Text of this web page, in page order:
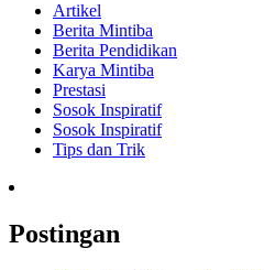
Artikel
Berita Mintiba
Berita Pendidikan
Karya Mintiba
Prestasi
Sosok Inspiratif
Sosok Inspiratif
Tips dan Trik
Postingan